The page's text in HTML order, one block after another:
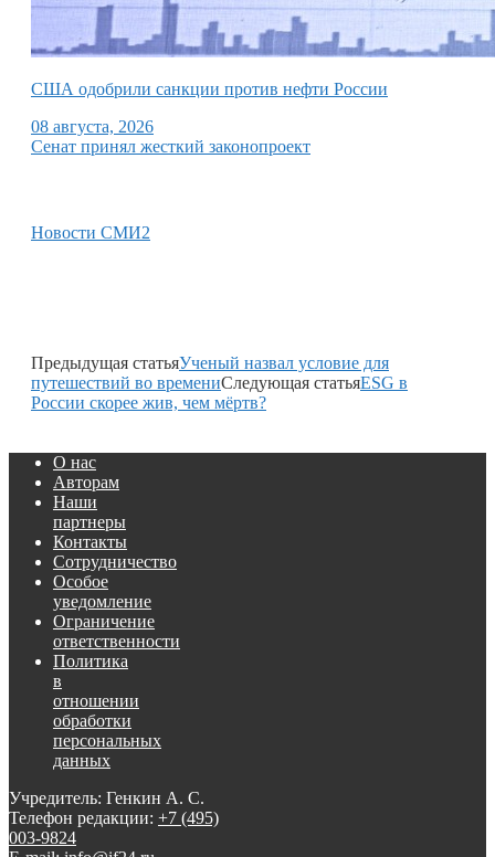
США одобрили санкции против нефти России
08 августа, 2026
Сенат принял жесткий законопроект
Новости СМИ2
Предыдущая статьяУченый назвал условие для
путешествий во времениСледующая статьяESG в
России скорее жив, чем мёртв?
О нас
Авторам
Наши
партнеры
Контакты
Сотрудничество
Особое
уведомление
Ограничение
ответственности
Политика
в
отношении
обработки
персональных
данных
Учредитель: Генкин А. С.
Телефон редакции: +7 (495)
003-9824